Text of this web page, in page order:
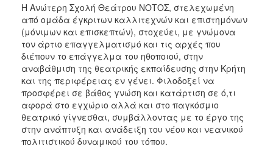
Η Ανώτερη Σχολή Θεάτρου ΝΟΤΟΣ, στελεχωμένη
από ομάδα έγκριτων καλλιτεχνών και επιστημόνων
(μόνιμων και επισκεπτών), στοχεύει, με γνώμονα
τον άρτιο επαγγελματισμό και τις αρχές που
διέπουν το επάγγελμα του ηθοποιού, στην
αναβάθμιση της θεατρικής εκπαίδευσης στην Κρήτη
και της περιφέρειας εν γένει. Φιλοδοξεί να
προσφέρει σε βάθος γνώση και κατάρτιση σε ό,τι
αφορά στο εγχώριο αλλά και στο παγκόσμιο
θεατρικό γίγνεσθαι, συμβάλλοντας με το έργο της
στην ανάπτυξη και ανάδειξη του νέου και νεανικού
πολιτιστικού δυναμικού του τόπου.